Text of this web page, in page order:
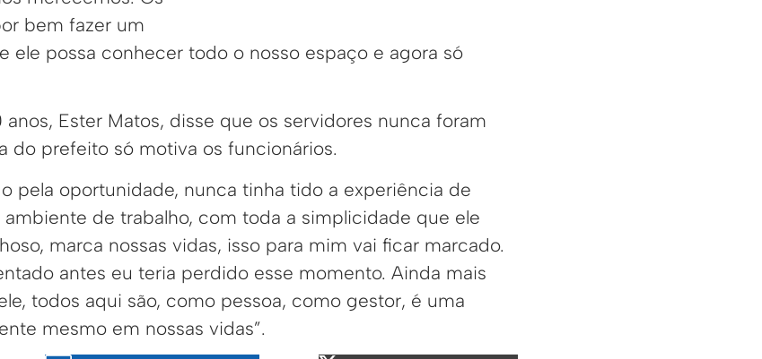
bem fazer um
ele possa conhecer todo o nosso espaço e agora só
Ester Matos, disse que os servidores nunca foram
do prefeito só motiva os funcionários.
pela oportunidade, nunca tinha tido a experiência de
de trabalho, com toda a simplicidade que ele
marca nossas vidas, isso para mim vai ficar marcado.
antes eu teria perdido esse momento. Ainda mais
todos aqui são, como pessoa, como gestor, é uma
mesmo em nossas vidas”.